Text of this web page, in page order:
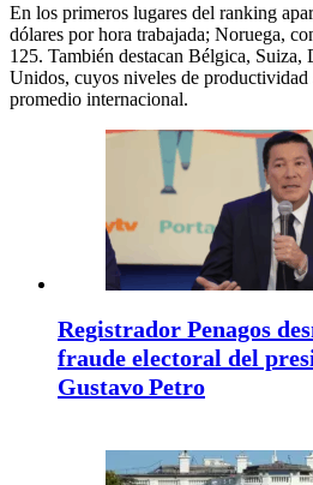
En los primeros lugares del ranking
dólares por hora trabajada; Noruega,
125. También destacan Bélgica, Suiza,
Unidos, cuyos niveles de productividad
promedio internacional.
Registrador Penagos
fraude electoral del
Gustavo Petro